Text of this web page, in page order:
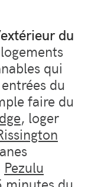
du
qui
du
faire du
, loger
Pezulu